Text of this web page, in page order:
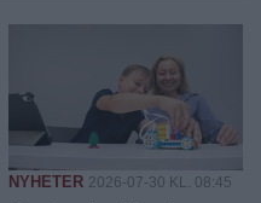
NYHETER 2026-07-30 KL. 08:45